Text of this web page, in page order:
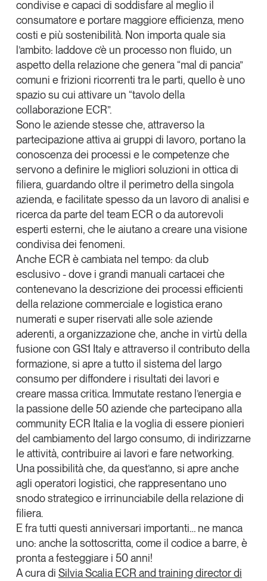
condivisee capaci di soddisfare al meglio il
consumatore e portare maggiore efficienza, meno
costi e più sostenibilità. Non importa quale sia
l’ambito: laddove c’è un processo non fluido, un
aspetto della relazione che genera “mal di pancia”
comuni e frizioni ricorrenti tra le parti, quello è uno
spazio su cui attivare un “tavolo della
collaborazione ECR”.
Sono le aziende stesse che, attraverso la
partecipazione attiva ai gruppi di lavoro, portano la
conoscenza dei processi e le competenze che
servono a definire le migliori soluzioni in ottica di
filiera, guardando oltre il perimetro della singola
azienda, efacilitate spesso da un lavoro di analisi e
ricerca da parte del team ECR o da autorevoli
esperti esterni, che le aiutano a creare una visione
condivisa dei fenomeni.
Anche ECR è cambiata nel tempo: da club
esclusivo - dove i grandi manuali cartacei che
contenevano la descrizione dei processi efficienti
della relazione commerciale e logistica erano
numerati e super riservati alle sole aziende
aderenti, a organizzazione che, anche in virtù della
fusione con GS1 Italy e attraverso il contributo della
formazione, si apre a tutto il sistema del largo
consumo per diffondere i risultati dei lavori e
creare massa critica. Immutate restano l’energia e
la passione delle 50 aziende che partecipano alla
community ECR Italia e la voglia di essere pionieri
del cambiamento del largo consumo, di indirizzarne
le attività, contribuire ai lavori e fare networking.
Una possibilità che, da quest’anno, si apre anche
agli operatori logistici, che rappresentano uno
snodo strategico e irrinunciabile della relazione di
filiera.
E fra tutti questi anniversari importanti… ne manca
uno: anche la sottoscritta, come il codice a barre, è
pronta a festeggiare i 50 anni!
A cura di Silvia Scalia ECR and training director di